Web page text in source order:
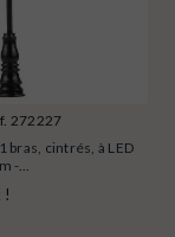
272227
bras, cintrés, à LED
-...
!